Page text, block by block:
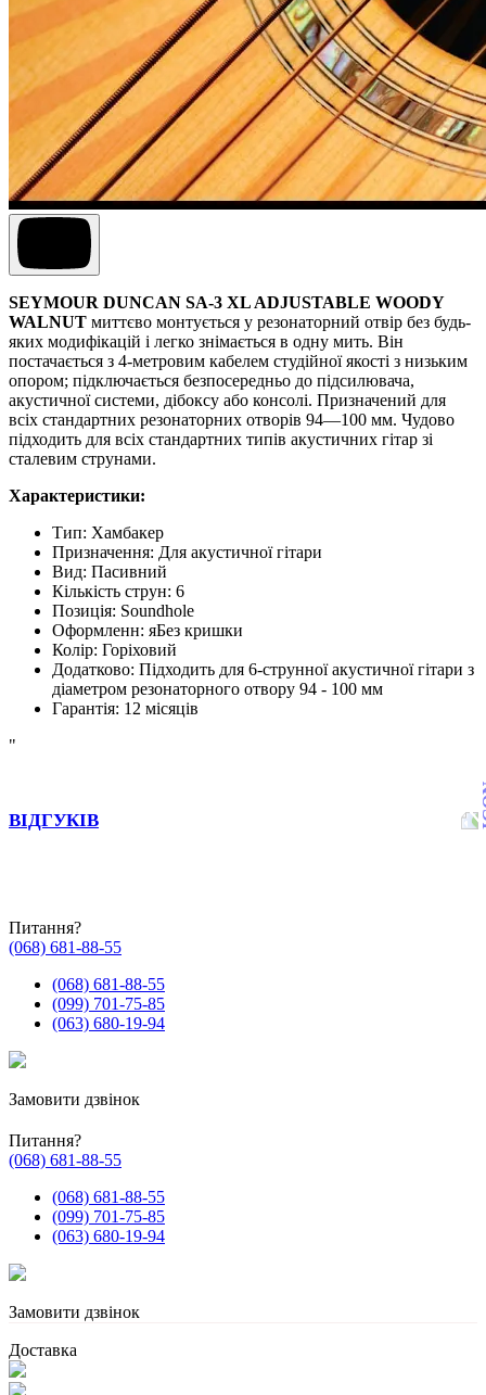
SEYMOUR DUNCAN SA-3 XL ADJUSTABLE WOODY
WALNUT миттєво монтується у резонаторний отвір без будь-
яких модифікацій і легко знімається в одну мить. Він
постачається з 4-метровим кабелем студійної якості з низьким
опором; підключається безпосередньо до підсилювача,
акустичної системи, дібоксу або консолі. Призначений для
всіх стандартних резонаторних отворів 94—100 мм. Чудово
підходить для всіх стандартних типів акустичних гітар зі
сталевим струнами.
Характеристики:
Тип: Хамбакер
Призначення: Для акустичної гітари
Вид: Пасивний
Кількість струн: 6
Позиція: Soundhole
Оформленн: яБез кришки
Колір: Горіховий
Додатково: Підходить для 6-струнної акустичної гітари з
діаметром резонаторного отвору 94 - 100 мм
Гарантія: 12 місяців
"
ВІДГУКІВ
Питання?
(068) 681-88-55
(068) 681-88-55
(099) 701-75-85
(063) 680-19-94
Замовити дзвінок
Питання?
(068) 681-88-55
(068) 681-88-55
(099) 701-75-85
(063) 680-19-94
Замовити дзвінок
Доставка